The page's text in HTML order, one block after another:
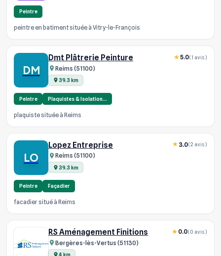
Peintre
peintre en batiment située à Vitry-le-François
DM
Dmt Plâtrerie Peinture
Reims (51100)
39.3 km
5.0(1 avis)
Peintre Plaquistes & Isolation…
plaquiste située à Reims
LO
Lopez Entreprise
Reims (51100)
39.3 km
3.0(2 avis)
Peintre Façadier
facadier situé à Reims
RS Aménagement Finitions
Bergères-lès-Vertus (51130)
4 km
0.0(0 avis)